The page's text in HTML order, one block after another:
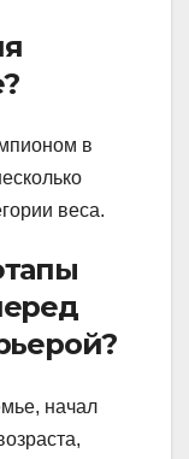
в
веса.
начал